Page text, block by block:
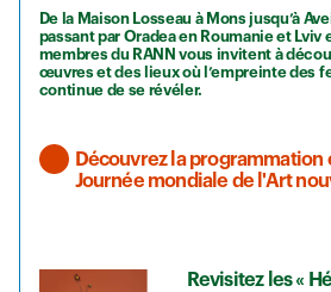
De la Maison Losseau à Mons jusqu’à
passant par Oradea en Roumanie et Lviv
membres du RANN vous invitent à
œuvres et des lieux où l’empreinte des
continue de se révéler.
Découvrez la programmation
Journée mondiale de l'Art
Revisitez les «